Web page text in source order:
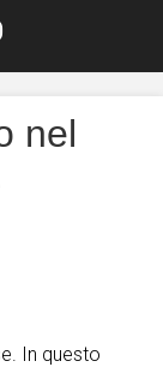
nel
In questo